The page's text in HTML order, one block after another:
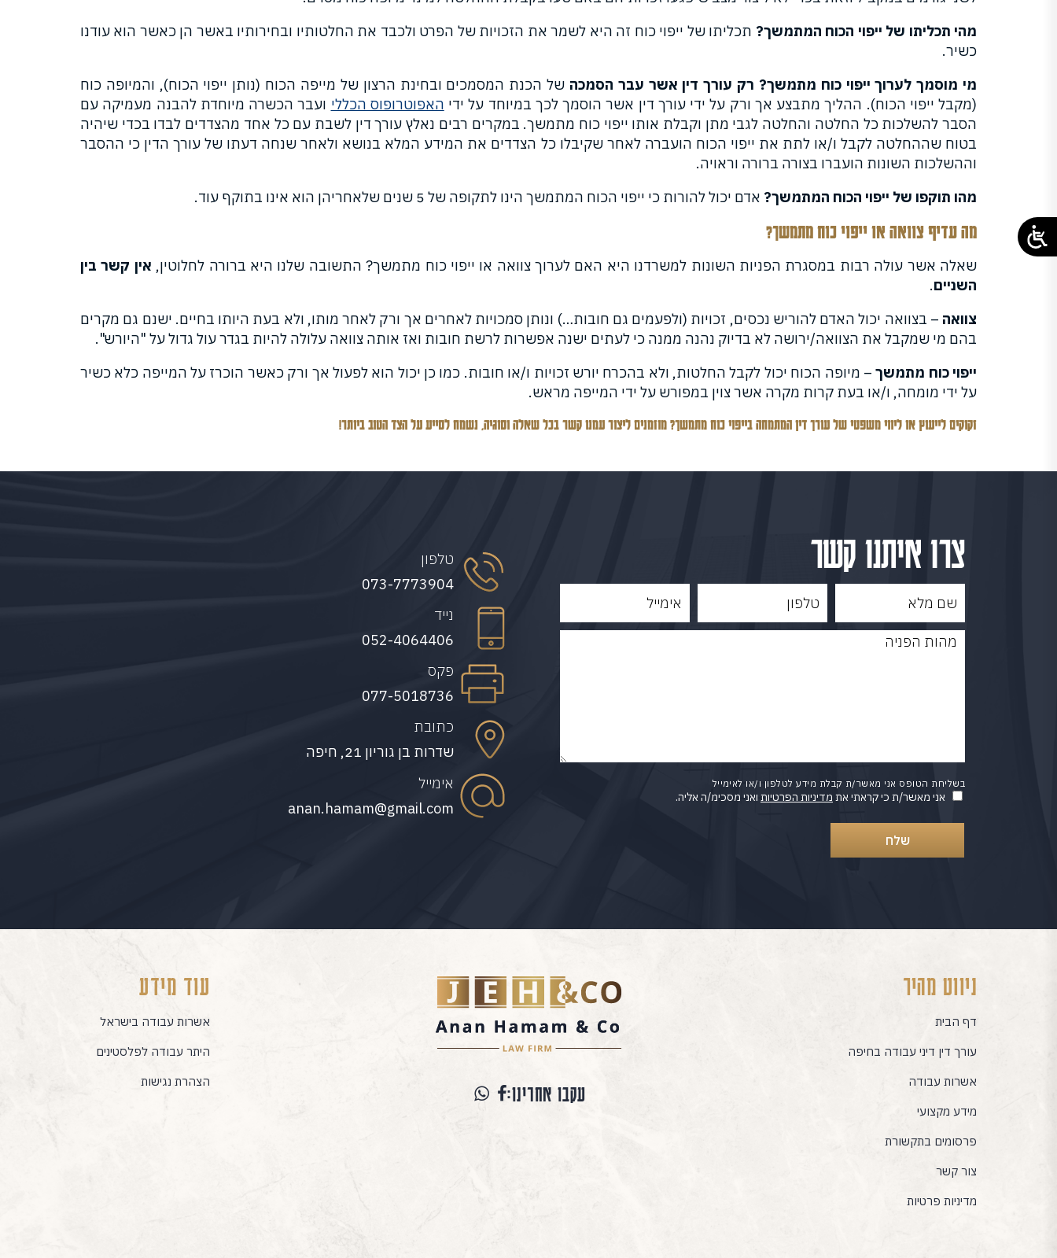
מהי תכליתו של ייפוי הכוח המתמשך? תכליתו של ייפוי כוח זה היא לשמר את הזכויות של הפרט ולכבד את החלטותיו ובחירותיו באשר הן כאשר הוא עודנו
כשיר.
מי מוסמך לערוך ייפוי כוח מתמשך? רק עורך דין אשר עבר הסמכה של הכנת המסמכים ובחינת הרצון של מייפה הכוח (נותן ייפוי הכוח), והמיופה כוח
(מקבל ייפוי הכוח). ההליך מתבצע אך ורק על ידי עורך דין אשר הוסמך לכך במיוחד על ידי האפוטרופוס הכללי ועבר הכשרה מיוחדת להבנה מעמיקה עם
הסבר להשלכות כל החלטה והחלטה לגבי מתן וקבלת אותו ייפוי כוח מתמשך. במקרים רבים נאלץ עורך דין לשבת עם כל אחד מהצדדים לבדו בכדי שיהיה
בטוח שההחלטה לקבל ו/או לתת את ייפוי הכוח הועברה לאחר שקיבלו כל הצדדים את המידע המלא בנושא ולאחר שנחה דעתו של עורך הדין כי ההסבר
וההשלכות השונות הועברו בצורה ברורה וראויה.
מהו תוקפו של ייפוי הכוח המתמשך? אדם יכול להורות כי ייפוי הכוח המתמשך הינו לתקופה של 5 שנים שלאחריהן הוא אינו בתוקף עוד.
מה עדיף צוואה או ייפוי כוח מתמשך?
שאלה אשר עולה רבות במסגרת הפניות השונות למשרדנו היא האם לערוך צוואה או ייפוי כוח מתמשך? התשובה שלנו היא ברורה לחלוטין, אין קשר בין
השניים.
צוואה – בצוואה יכול האדם להוריש נכסים, זכויות (ולפעמים גם חובות…) ונותן סמכויות לאחרים אך ורק לאחר מותו, ולא בעת היותו בחיים. ישנם גם מקרים
בהם מי שמקבל את הצוואה/ירושה לא בדיוק נהנה ממנה כי לעתים ישנה אפשרות לרשת חובות ואז אותה צוואה עלולה להיות בגדר עול גדול על "היורש".
ייפוי כוח מתמשך – מיופה הכוח יכול לקבל החלטות, ולא בהכרח יורש זכויות ו/או חובות. כמו כן יכול הוא לפעול אך ורק כאשר הוכרז על המייפה כלא כשיר
על ידי מומחה, ו/או בעת קרות מקרה אשר צוין במפורש על ידי המייפה מראש.
זקוקים לייעוץ או ליווי משפטי של עורך דין המתמחה בייפוי כוח מתמשך? מוזמנים ליצור עמנו קשר בכל שאלה וסוגיה, נשמח לסייע על הצד הטוב ביותר!
צרו איתנו קשר
אני מאשר/ת כי קראתי את מדיניות הפרטיות ואני מסכימ/ה אליה.
בשליחת הטופס אני מאשר/ת קבלת מידע לטלפון ו/או לאימייל
טלפון
073-7773904
נייד
052-4064406
פקס
077-5018736
כתובת
שדרות בן גוריון 21, חיפה
אימייל
anan.hamam@gmail.com
ניווט מהיר
דף הבית
עורך דין דיני עבודה בחיפה
אשרות עבודה
מידע מקצועי
פרסומים בתקשורת
צור קשר
מדיניות פרטיות
עקבו אחרינו:
עוד מידע
אשרות עבודה בישראל
היתר עבודה לפלסטינים
הצהרת נגישות